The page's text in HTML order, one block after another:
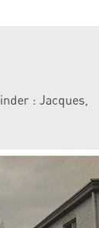
: Jacques,